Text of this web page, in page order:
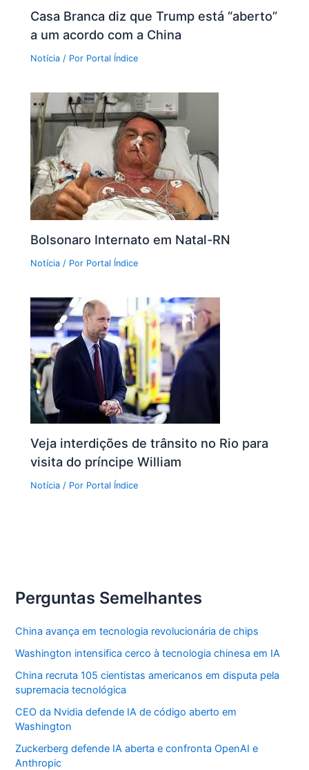
Casa Branca diz que Trump está “aberto”
a um acordo com a China
Notícia / Por Portal Índice
Bolsonaro Internato em Natal-RN
Notícia / Por Portal Índice
Veja interdições de trânsito no Rio para
visita do príncipe William
Notícia / Por Portal Índice
Perguntas Semelhantes
China avança em tecnologia revolucionária de chips
Washington intensifica cerco à tecnologia chinesa em IA
China recruta 105 cientistas americanos em disputa pela
supremacia tecnológica
CEO da Nvidia defende IA de código aberto em
Washington
Zuckerberg defende IA aberta e confronta OpenAI e
Anthropic